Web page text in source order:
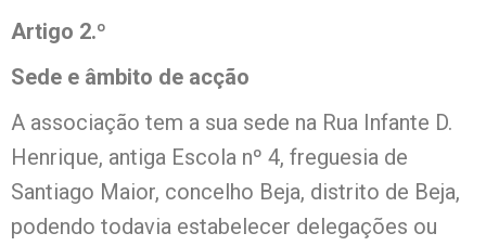
Artigo 2.º
Sede e âmbito de acção
A associação tem a sua sede na Rua Infante D.
Henrique, antiga Escola nº 4, freguesia de
Santiago Maior, concelho Beja, distrito de Beja,
podendo todavia estabelecer delegações ou